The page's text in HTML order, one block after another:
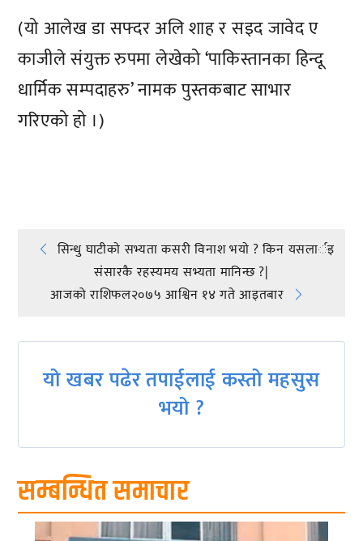
(यो आलेख डा सफ्दर अलि शाह र सइद जावेद ए
काजीले संयुक्त रुपमा लेखेको ‘पाकिस्तानका हिन्दू
धार्मिक सम्पदाहरु’ नामक पुस्तकबाट साभार
गरिएको हो ।)
Post
navigation
सिन्धु घाटीकाे सभ्यता कसरी विनाश भयाे ? किन यसलार्इ
संसारकै रहस्यमय सभ्यता मानिन्छ ?|
आजको राशिफल२०७५ आश्विन १४ गते आइतबार
यो खबर पढेर तपाईलाई कस्तो महसुस
भयो ?
सम्बन्धित समाचार